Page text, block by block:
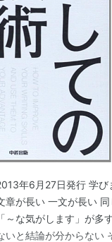
年6月27日発行 学び
が長い 一文が長い
な気がします」が多
と結論が分からない